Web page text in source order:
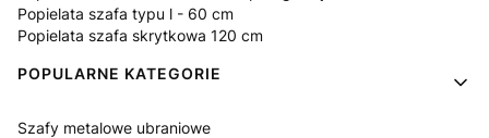
Popielata szafa typu l - 60 cm
Popielata szafa skrytkowa 120 cm
POPULARNE KATEGORIE
Szafy metalowe ubraniowe